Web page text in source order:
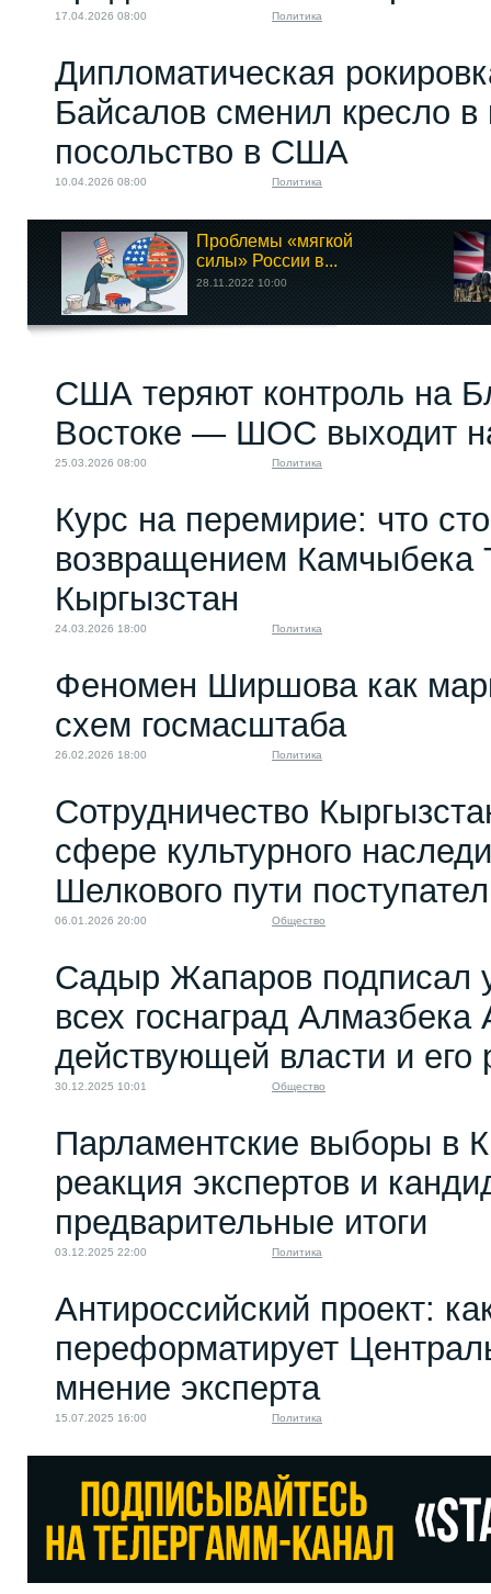
17.04.2026 08:00 Политика
Дипломатическая
Байсалов сменил кресло в
посольство в США
10.04.2026 08:00 Политика
Проблемы «мягкой
силы» России в...
28.11.2022 10:00
США теряют контроль на
Востоке — ШОС выходит
25.03.2026 08:00 Политика
Курс на перемирие: что
возвращением Камчыбека
Кыргызстан
24.03.2026 18:00 Политика
Феномен Ширшова как
схем госмасштаба
26.02.2026 18:00 Политика
Сотрудничество
сфере культурного
Шелкового пути
06.01.2026 20:00 Общество
Садыр Жапаров подписал
всех госнаград
действующей власти и его
30.12.2025 10:01 Общество
Парламентские выборы в
реакция экспертов и
предварительные итоги
03.12.2025 22:00 Политика
Антироссийский проект:
переформатирует
мнение эксперта
15.07.2025 16:00 Политика